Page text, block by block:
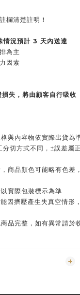
欄清楚註明！
情況預計 3 天內送達
為主
因素
失，將由顧客自行吸收
與內容物依實際出貨為
切方式不同，±誤差屬正
商品顏色可能略有色差，
實際包裝標示為準
因擠壓產生失真空情形，
品完整，如有異常請於